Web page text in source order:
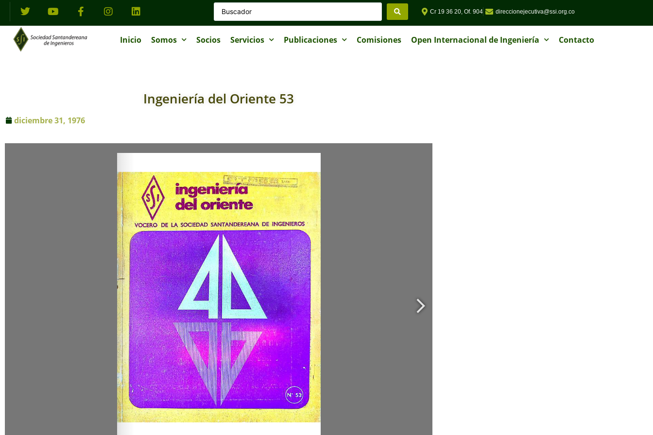
Cr 19 36 20, Of. 904 direccionejecutiva@ssi.org.co
Inicio Somos Socios Servicios Publicaciones Comisiones Open Internacional de Ingeniería Contacto
Ingeniería del Oriente 53
diciembre 31, 1976